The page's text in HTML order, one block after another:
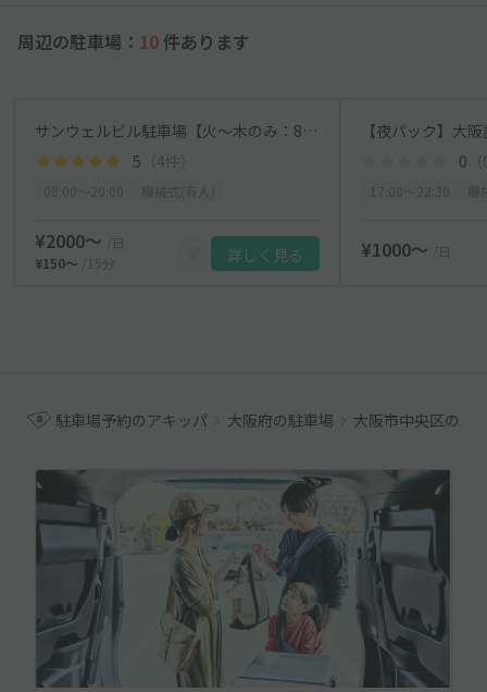
周辺の駐車場： 10 件あります
サンウェルビル駐車場【火～木のみ：8:00~20:00】【機械式】
5 （4件）
¥2000〜
/日
¥150〜
/15分 詳しく見る
0
¥1000〜 /日
駐車場予約のアキッパ 大阪府の駐車場 大阪市中央区の駐